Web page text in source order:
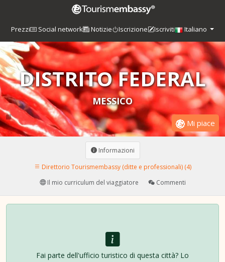
Prezzi Social network Notizie Iscrizione Iscriviti Italiano
DISTRITO FEDERAL
MESSICO
Mi piace
Informazioni
Direttorio Tourismembassy (ditte e professionali) (4)
Il mio curriculum del viaggiatore
Commenti
Fai parte dell'ufficio turistico di questa città? Lo